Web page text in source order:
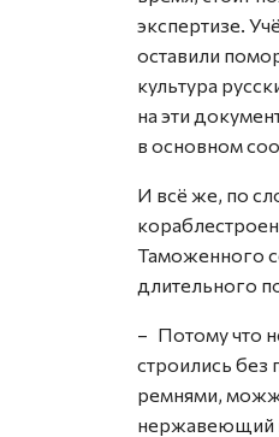
экспертизе.
оставили
культура
на эти
в основном
И всё же, по
Таможенного
длительного
– Потому что
строились
ремнями,
нержавеющий